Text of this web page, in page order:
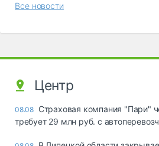
Все новости
Центр
08.08 Страховая компания "Пари"
требует 29 млн руб. с